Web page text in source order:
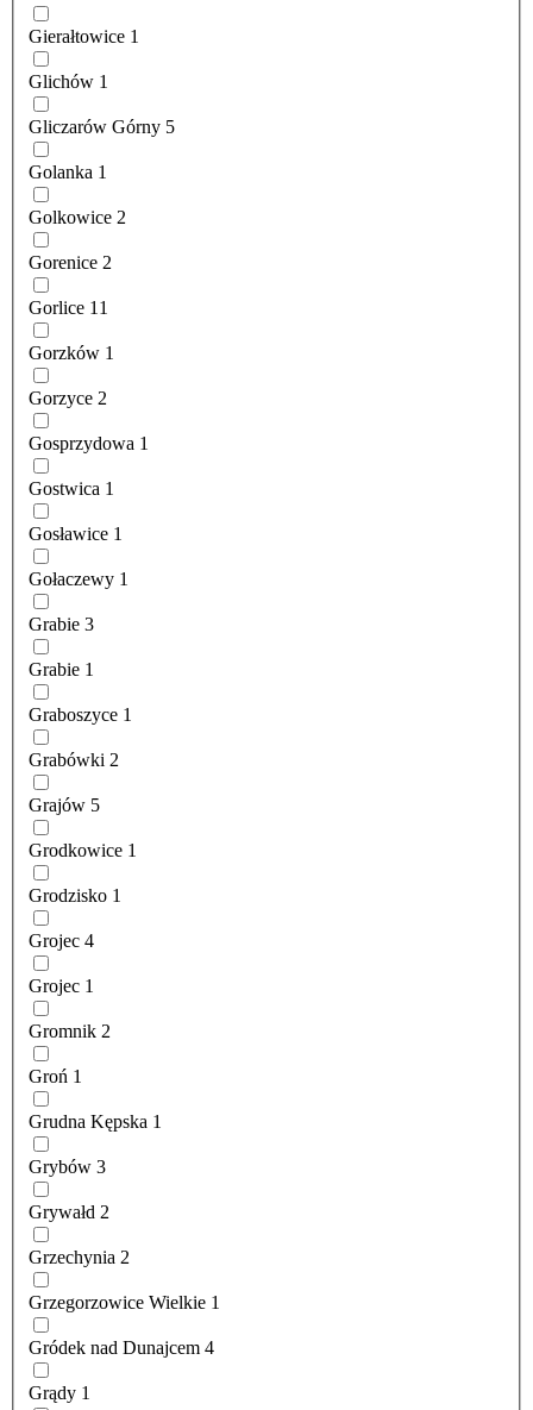
Gierałtowice 1
Glichów 1
Gliczarów Górny 5
Golanka 1
Golkowice 2
Gorenice 2
Gorlice 11
Gorzków 1
Gorzyce 2
Gosprzydowa 1
Gostwica 1
Gosławice 1
Gołaczewy 1
Grabie 3
Grabie 1
Graboszyce 1
Grabówki 2
Grajów 5
Grodkowice 1
Grodzisko 1
Grojec 4
Grojec 1
Gromnik 2
Groń 1
Grudna Kępska 1
Grybów 3
Grywałd 2
Grzechynia 2
Grzegorzowice Wielkie 1
Gródek nad Dunajcem 4
Grądy 1